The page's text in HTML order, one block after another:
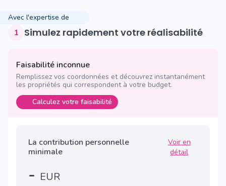
Avec l'expertise de
1 Simulez rapidement votre réalisabilité
Faisabilité inconnue
Remplissez vos coordonnées et découvrez instantanément
les propriétés qui correspondent à votre budget.
Calculez votre faisabilité
La contribution personnelle
minimale
Voir en
détail
- EUR